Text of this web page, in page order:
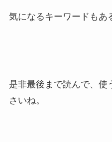
気になるキーワードもあ
是非最後まで読んで、使
さいね。